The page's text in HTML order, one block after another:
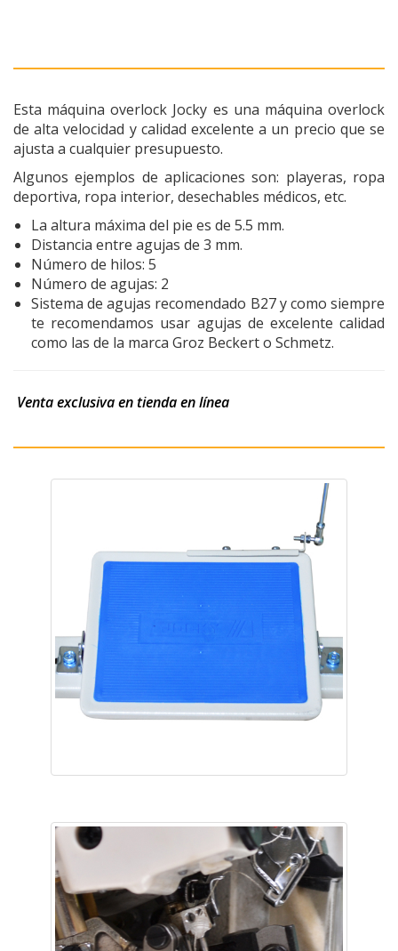
Esta máquina overlock Jocky es una máquina overlock
de alta velocidad y calidad excelente a un precio que se
ajusta a cualquier presupuesto.
Algunos ejemplos de aplicaciones son: playeras, ropa
deportiva, ropa interior, desechables médicos, etc.
La altura máxima del pie es de 5.5 mm.
Distancia entre agujas de 3 mm.
Número de hilos: 5
Número de agujas: 2
Sistema de agujas recomendado B27 y como siempre
te recomendamos usar agujas de excelente calidad
como las de la marca Groz Beckert o Schmetz.
Venta exclusiva en tienda en línea